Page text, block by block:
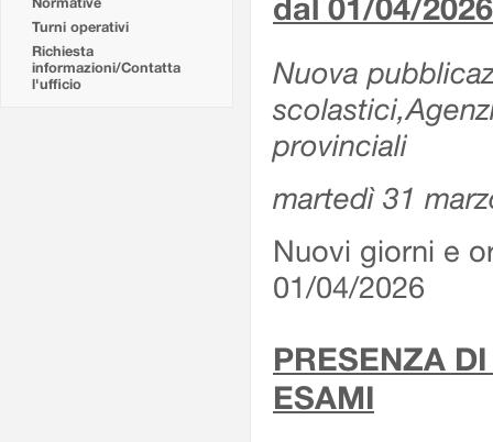
Turni operativi
Richiesta
informazioni/Contatta
l'ufficio
dal 01/04/2026
Nuova
provinciali
martedì 31
Nuovi giorni e
01/04/2026
PRESENZA
ESAMI